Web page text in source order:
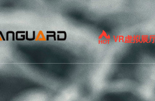
VR虚拟展